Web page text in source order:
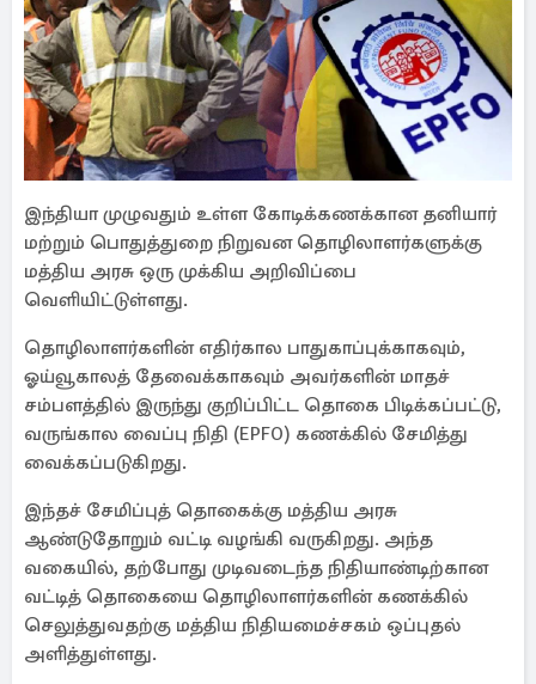
இந்தியா முழுவதும் உள்ள கோடிக்கணக்கான தனியார்
மற்றும் பொதுத்துறை நிறுவன தொழிலாளர்களுக்கு
மத்திய அரசு ஒரு முக்கிய அறிவிப்பை
வெளியிட்டுள்ளது.
தொழிலாளர்களின் எதிர்கால பாதுகாப்புக்காகவும்,
ஓய்வூகாலத் தேவைக்காகவும் அவர்களின் மாதச்
சம்பளத்தில் இருந்து குறிப்பிட்ட தொகை பிடிக்கப்பட்டு,
வருங்கால வைப்பு நிதி (EPFO) கணக்கில் சேமித்து
வைக்கப்படுகிறது.
இந்தச் சேமிப்புத் தொகைக்கு மத்திய அரசு
ஆண்டுதோறும் வட்டி வழங்கி வருகிறது. அந்த
வகையில், தற்போது முடிவடைந்த நிதியாண்டிற்கான
வட்டித் தொகையை தொழிலாளர்களின் கணக்கில்
செலுத்துவதற்கு மத்திய நிதியமைச்சகம் ஒப்புதல்
அளித்துள்ளது.